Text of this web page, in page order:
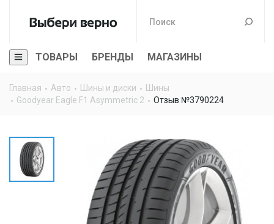
ТОВАРЫ БРЕНДЫ МАГАЗИНЫ
Главная Авто Шины и диски
Шины
Goodyear Eagle F1 Asymmetric 2
Отзыв №3790224